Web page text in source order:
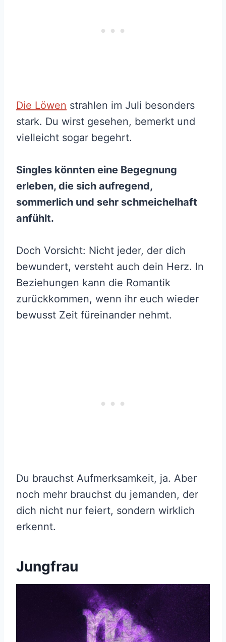
Die Löwen strahlen im Juli besonders
stark. Du wirst gesehen, bemerkt und
vielleicht sogar begehrt.
Singles könnten eine Begegnung
erleben, die sich aufregend,
sommerlich und sehr schmeichelhaft
anfühlt.
Doch Vorsicht: Nicht jeder, der dich
bewundert, versteht auch dein Herz. In
Beziehungen kann die Romantik
zurückkommen, wenn ihr euch wieder
bewusst Zeit füreinander nehmt.
Du brauchst Aufmerksamkeit, ja. Aber
noch mehr brauchst du jemanden, der
dich nicht nur feiert, sondern wirklich
erkennt.
Jungfrau